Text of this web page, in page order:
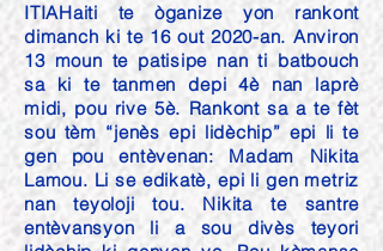
ITIAHaiti te òganize yon rankont
dimanch ki te 16 out 2020-an. Anviron
13 moun te patisipe nan ti batbouch
sa ki te tanmen depi 4è nan laprè
midi, pou rive 5è. Rankont sa a te fèt
sou tèm “jenès epi lidèchip” epi li te
gen pou entèvenan: Madam Nikita
Lamou. Li se edikatè, epi li gen metriz
nan teyoloji tou. Nikita te santre
entèvansyon li a sou divès teyori